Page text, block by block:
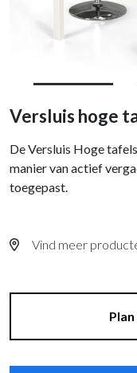
Versluis hoge
De Versluis Hoge
manier van actief
toegepast.
Vind meer